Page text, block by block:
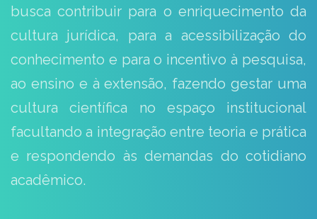
busca contribuir para o enriquecimento da
cultura jurídica, para a acessibilização do
conhecimento e para o incentivo à pesquisa,
ao ensino e à extensão, fazendo gestar uma
cultura científica no espaço institucional
facultando a integração entre teoria e prática
e respondendo às demandas do cotidiano
acadêmico.